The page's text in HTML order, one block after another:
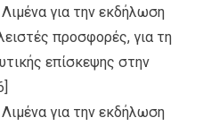
για την εκδήλωση
προσφορές, για τη
επίσκεψης στην
για την εκδήλωση